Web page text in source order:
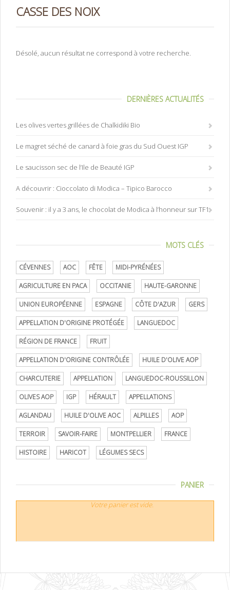
CASSE DES NOIX
Désolé, aucun résultat ne correspond à votre recherche.
DERNIÈRES ACTUALITÉS
Les olives vertes grillées de Chalkidiki Bio
Le magret séché de canard à foie gras du Sud Ouest IGP
Le saucisson sec de l’Ile de Beauté IGP
A découvrir : Cioccolato di Modica – Tipico Barocco
Souvenir : il y a 3 ans, le chocolat de Modica à l’honneur sur TF1
MOTS CLÉS
CÉVENNES AOC FÊTE MIDI-PYRÉNÉES
AGRICULTURE EN PACA OCCITANIE HAUTE-GARONNE
UNION EUROPÉENNE ESPAGNE CÔTE D'AZUR GERS
APPELLATION D'ORIGINE PROTÉGÉE LANGUEDOC
RÉGION DE FRANCE FRUIT
APPELLATION D'ORIGINE CONTRÔLÉE HUILE D'OLIVE AOP
CHARCUTERIE APPELLATION LANGUEDOC-ROUSSILLON
OLIVES AOP IGP HÉRAULT APPELLATIONS
AGLANDAU HUILE D'OLIVE AOC ALPILLES AOP
TERROIR SAVOIR-FAIRE MONTPELLIER FRANCE
HISTOIRE HARICOT LÉGUMES SECS
PANIER
Votre panier est vide.